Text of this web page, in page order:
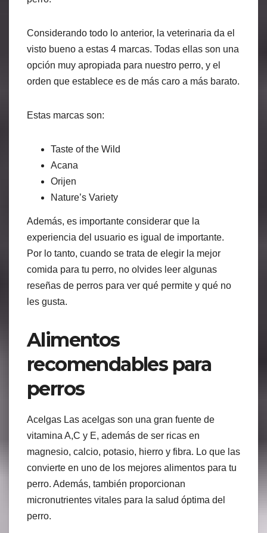
Considerando todo lo anterior, la veterinaria da el
visto bueno a estas 4 marcas. Todas ellas son una
opción muy apropiada para nuestro perro, y el
orden que establece es de más caro a más barato.
Estas marcas son:
Taste of the Wild
Acana
Orijen
Nature’s Variety
Además, es importante considerar que la
experiencia del usuario es igual de importante.
Por lo tanto, cuando se trata de elegir la mejor
comida para tu perro, no olvides leer algunas
reseñas de perros para ver qué permite y qué no
les gusta.
Alimentos
recomendables para
perros
Acelgas Las acelgas son una gran fuente de
vitamina A,C y E, además de ser ricas en
magnesio, calcio, potasio, hierro y fibra. Lo que las
convierte en uno de los mejores alimentos para tu
perro. Además, también proporcionan
micronutrientes vitales para la salud óptima del
perro.